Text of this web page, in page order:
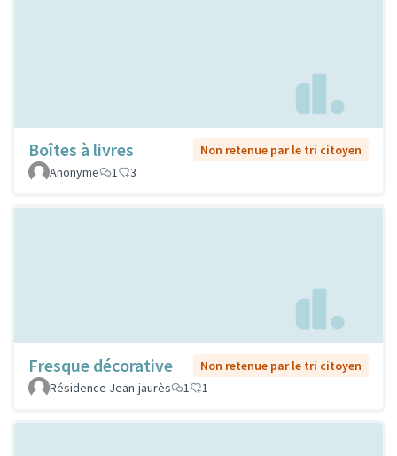
Boîtes à livres
Non retenue par le tri citoyen
Anonyme
1 3
Fresque décorative
Non retenue par le tri citoyen
Résidence Jean-jaurès
1 1